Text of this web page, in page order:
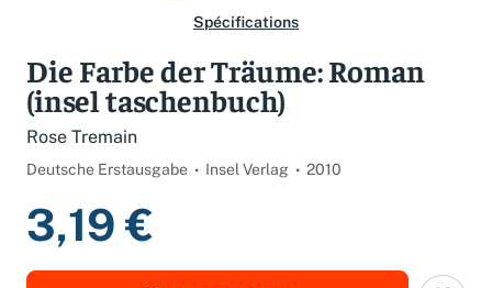
Spécifications
Die Farbe der Träume: Roman
(insel taschenbuch)
Rose Tremain
Deutsche Erstausgabe Insel Verlag 2010
3,19 €